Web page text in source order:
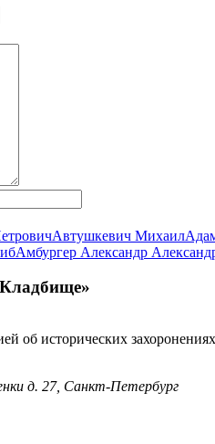
Автушкевич Михаил
Амбургер Александр
об исторических
д. 27, Санкт-Петербург